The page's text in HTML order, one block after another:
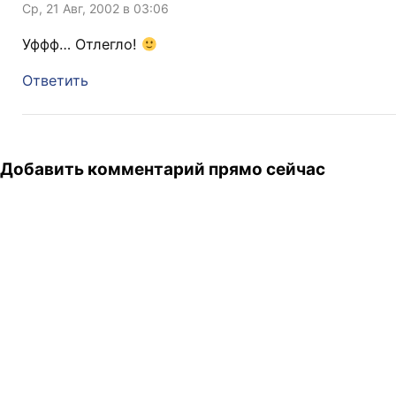
Ср, 21 Авг, 2002 в 03:06
Уффф… Отлегло!
Ответить
Добавить комментарий прямо сейчас